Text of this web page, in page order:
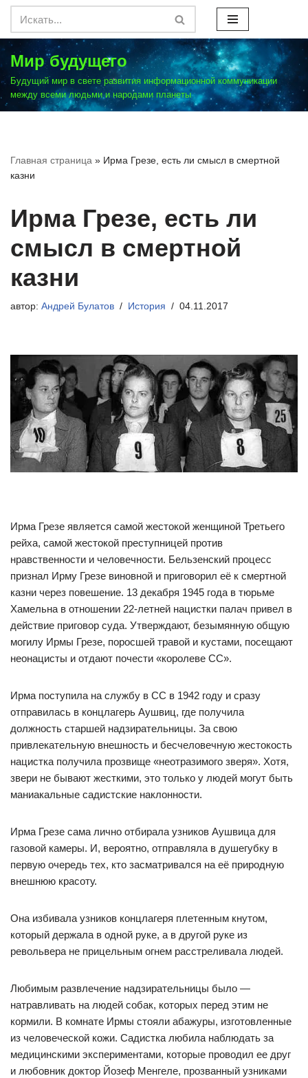
Перейти
к
содержимому
Мир будущего
Будущий мир в свете развития информационной коммуникации
между всеми людьми и народами планеты
Главная страница » Ирма Грезе, есть ли смысл в смертной
казни
Ирма Грезе, есть ли
смысл в смертной
казни
автор: Андрей Булатов История 04.11.2017
Ирма Грезе является самой жестокой женщиной Третьего
рейха, самой жестокой преступницей против
нравственности и человечности. Бельзенский процесс
признал Ирму Грезе виновной и приговорил её к смертной
казни через повешение. 13 декабря 1945 года в тюрьме
Хамельна в отношении 22-летней нацистки палач привел в
действие приговор суда. Утверждают, безымянную общую
могилу Ирмы Грезе, поросшей травой и кустами, посещают
неонацисты и отдают почести «королеве СС».
Ирма поступила на службу в СС в 1942 году и сразу
отправилась в концлагерь Аушвиц, где получила
должность старшей надзирательницы. За свою
привлекательную внешность и бесчеловечную жестокость
нацистка получила прозвище «неотразимого зверя». Хотя,
звери не бывают жесткими, это только у людей могут быть
маниакальные садистские наклонности.
Ирма Грезе сама лично отбирала узников Аушвица для
газовой камеры. И, вероятно, отправляла в душегубку в
первую очередь тех, кто засматривался на её природную
внешнюю красоту.
Она избивала узников концлагеря плетенным кнутом,
который держала в одной руке, а в другой руке из
револьвера не прицельным огнем расстреливала людей.
Любимым развлечение надзирательницы было —
натравливать на людей собак, которых перед этим не
кормили. В комнате Ирмы стояли абажуры, изготовленные
из человеческой кожи. Садистка любила наблюдать за
медицинскими экспериментами, которые проводил ее друг
и любовник доктор Йозеф Менгеле, прозванный узниками